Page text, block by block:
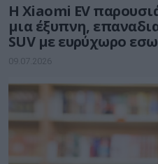
Η Xiaomi EV
μια έξυπνη,
SUV με ευρύχωρο
09.07.2026